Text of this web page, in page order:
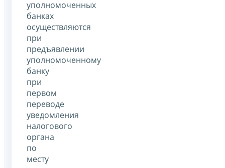
уполномоченных
банках
осуществляются
при
предъявлении
уполномоченному
банку
при
первом
переводе
уведомления
налогового
органа
по
месту